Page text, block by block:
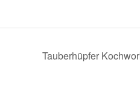
Tauberhüpfer